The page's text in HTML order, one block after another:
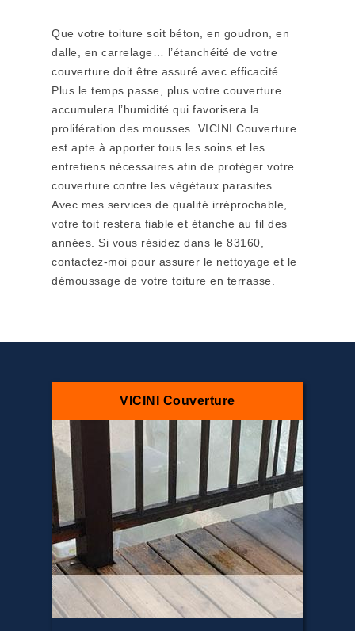
Que votre toiture soit béton, en goudron, en
dalle, en carrelage… l’étanchéité de votre
couverture doit être assuré avec efficacité.
Plus le temps passe, plus votre couverture
accumulera l’humidité qui favorisera la
prolifération des mousses. VICINI Couverture
est apte à apporter tous les soins et les
entretiens nécessaires afin de protéger votre
couverture contre les végétaux parasites.
Avec mes services de qualité irréprochable,
votre toit restera fiable et étanche au fil des
années. Si vous résidez dans le 83160,
contactez-moi pour assurer le nettoyage et le
démoussage de votre toiture en terrasse.
VICINI Couverture